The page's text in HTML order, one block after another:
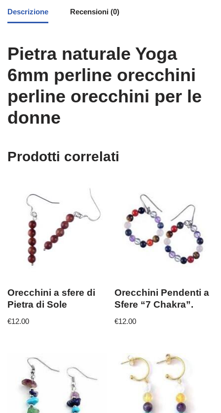
Descrizione Recensioni (0)
Pietra naturale Yoga
6mm perline orecchini
perline orecchini per le
donne
Prodotti correlati
Orecchini a sfere di
Pietra di Sole
€12.00
Orecchini Pendenti a
Sfere “7 Chakra”.
€12.00